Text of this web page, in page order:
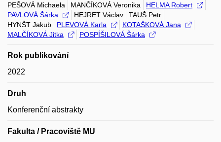
PEŠOVÁ Michaela MANČÍKOVÁ Veronika
HELMA Robert
PAVLOVÁ Šárka
HEJRET Václav
TAUŠ Petr
HYNŠT Jakub
PLEVOVÁ Karla
KOTAŠKOVÁ Jana
MALČÍKOVÁ Jitka
POSPÍŠILOVÁ Šárka
Rok publikování
2022
Druh
Konferenční abstrakty
Fakulta / Pracoviště MU